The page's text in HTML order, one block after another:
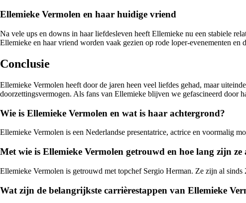
Ellemieke Vermolen en haar huidige vriend
Na vele ups en downs in haar liefdesleven heeft Ellemieke nu een stabiele
Ellemieke en haar vriend worden vaak gezien op rode loper-evenementen
Conclusie
Ellemieke Vermolen heeft door de jaren heen veel liefdes gehad, maar
doorzettingsvermogen. Als fans van Ellemieke blijven we gefascineerd door
Wie is Ellemieke Vermolen en wat is haar achtergrond?
Ellemieke Vermolen is een Nederlandse presentatrice, actrice en voormalig
Met wie is Ellemieke Vermolen getrouwd en hoe lang zijn ze
Ellemieke Vermolen is getrouwd met topchef Sergio Herman. Ze zijn al sinds
Wat zijn de belangrijkste carrièrestappen van Ellemieke